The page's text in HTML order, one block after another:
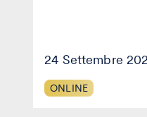
24 Settembre
ONLINE